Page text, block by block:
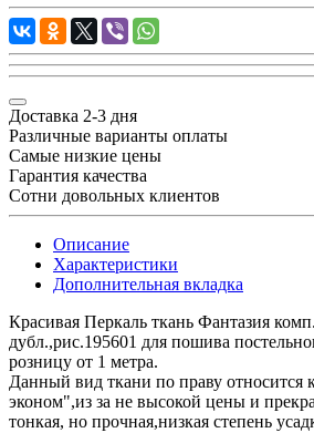
Доставка 2-3 дня
Различные варианты оплаты
Самые низкие цены
Гарантия качества
Сотни довольных клиентов
Описание
Характеристики
Дополнительная вкладка
Красивая Перкаль ткань Фантазия
дубл.,рис.195601 для пошива
розницу от 1 метра.
Данный вид ткани по праву относится
эконом",из за не высокой цены и
тонкая, но прочная,низкая степень